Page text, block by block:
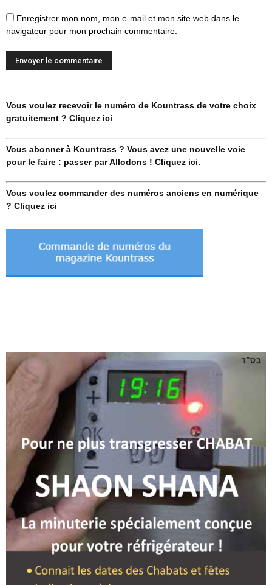
Enregistrer mon nom, mon e-mail et mon site web dans le
navigateur pour mon prochain commentaire.
Vous voulez recevoir le numéro de Kountrass de votre choix
gratuitement ? Cliquez ici
Vous abonner à Kountrass ? Vous avez une nouvelle voie
pour le faire : passer par Allodons ! Cliquez ici.
Vous voulez commander des numéros anciens en numérique
? Cliquez ici